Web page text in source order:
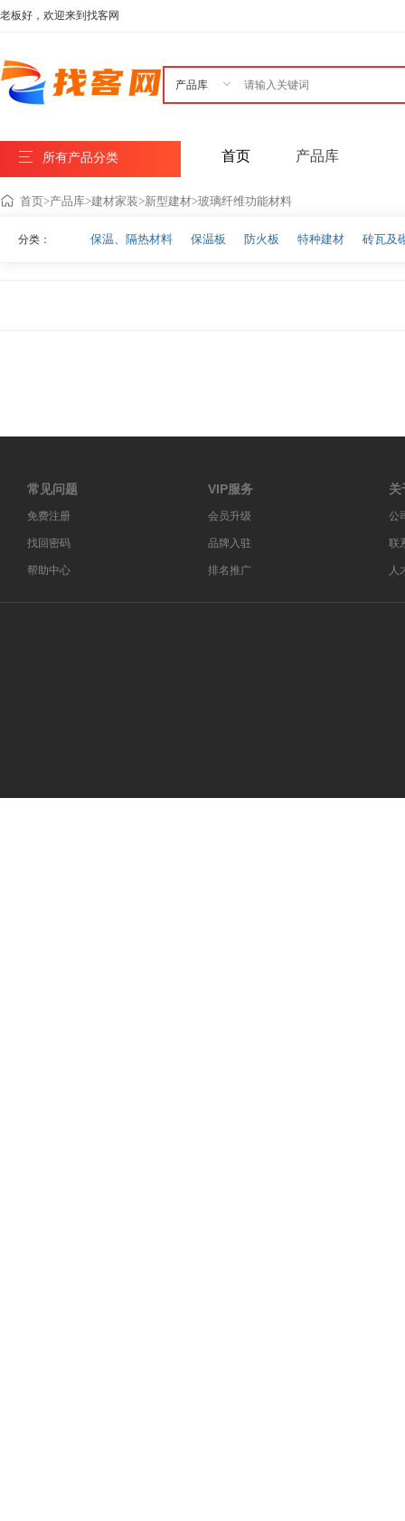
老板好，欢迎来到找客网
 所有产品分类 首页 产品库
首页>产品库>建材家装>新型建材>玻璃纤维功能材料
分类： 保温、隔热材料 保温板 防火板 特种建材 砖瓦及
常见问题
免费注册
找回密码
帮助中心
VIP服务
会员升级
品牌入驻
排名推广
关
公
联
人